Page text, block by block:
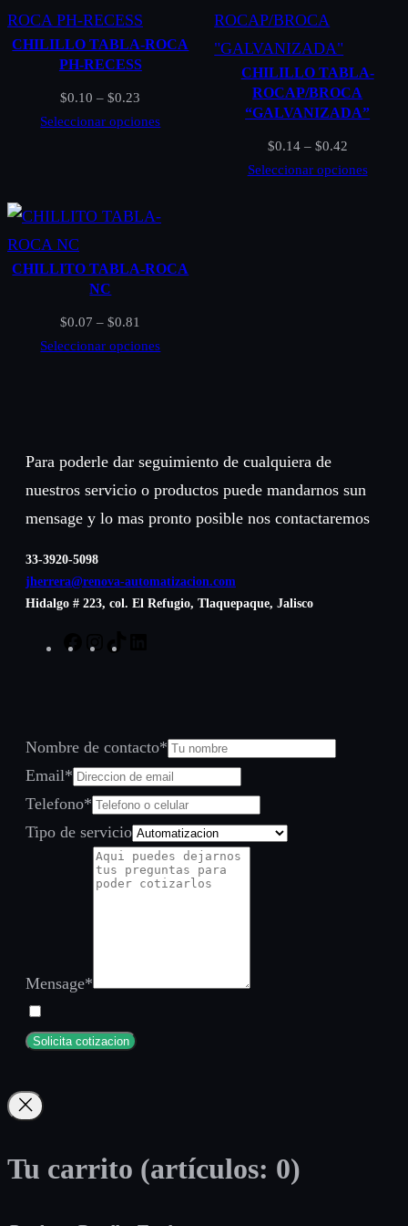
Nombre*
Correo electrónico*
Guardar mi nombre, correo electrónico y sitio web en
este navegador para la próxima vez que haga un
comentario.
$0.09
hasta
$0.63
CHILILLO TABLA-ROCA
PH-RECESS
$0.10 – $0.23
de
hasta
Seleccionar opciones
CHILILLO TABLA-
ROCAP/BROCA
“GALVANIZADA”
$0.14 – $0.42Rango
de
Seleccionar opciones
CHILLITO TABLA-ROCA
NC
$0.07 – $0.81
de
$0.81
Seleccionar opciones
Para poderle dar seguimiento de cualquiera de
nuestros servicio o productos puede mandarnos sun
mensage y lo mas pronto posible nos contactaremos
33-3920-5098
jherrera@renova-automatizacion.com
Hidalgo # 223, col. El Refugio, Tlaquepaque, Jalisco
FacebookInstagram
Nombre de contacto*
Email*
Telefono*
Tipo de servicio
Mensage*
Solicita cotizacion
Tu carrito (artículos: 0)